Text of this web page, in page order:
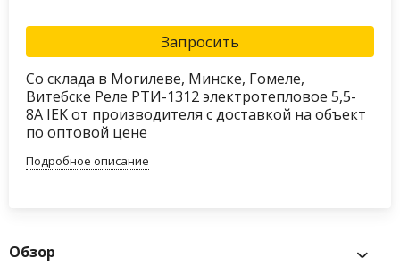
Запросить
Со склада в Могилеве, Минске, Гомеле,
Витебске Реле РТИ-1312 электротепловое 5,5-
8А IEK от производителя с доставкой на объект
по оптовой цене
Подробное описание
Обзор